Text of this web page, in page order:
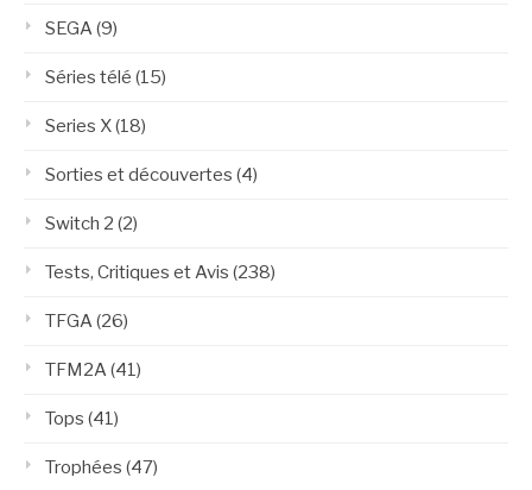
SEGA(9)
Séries télé (15)
Series X(18)
Sorties et découvertes (4)
Switch 2 (2)
Tests, Critiques et Avis (238)
TFGA(26)
TFM2A(41)
Tops (41)
Trophées (47)